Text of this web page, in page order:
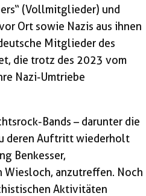
(Vollmitglieder) und
Ort sowie Nazis aus ihnen
Mitglieder des
die trotz des 2023 vom
Nazi-Umtriebe
Bands – darunter die
deren Auftritt wiederholt
Benkesser,
Wiesloch, anzutreffen. Noch
Aktivitäten